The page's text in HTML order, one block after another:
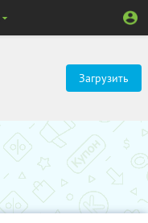
Загрузить